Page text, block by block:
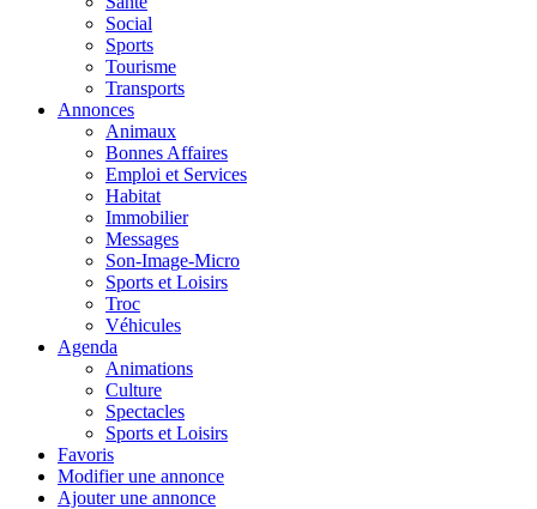
Social
Sports
Tourisme
Transports
Annonces
Animaux
Bonnes Affaires
Emploi et Services
Habitat
Immobilier
Messages
Son-Image-Micro
Sports et Loisirs
Troc
Véhicules
Agenda
Animations
Culture
Spectacles
Sports et Loisirs
Favoris
Modifier une annonce
Ajouter une annonce